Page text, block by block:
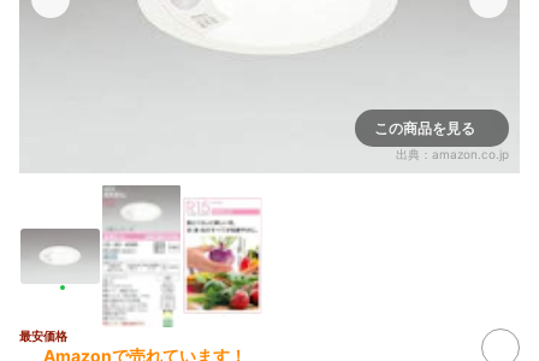
この商品を見る
出典： amazon.co.jp
最安価格
Amazonで売れています！